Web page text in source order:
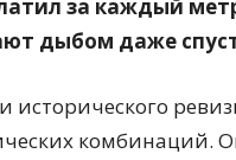
за каждый
дыбом даже
комбинаций.